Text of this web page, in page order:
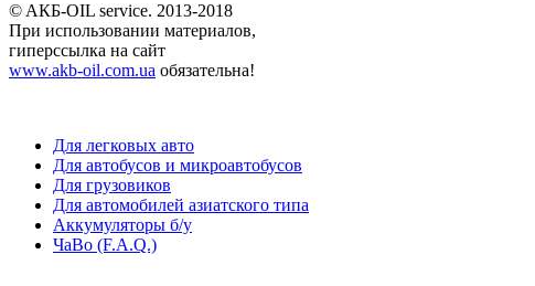
© AКБ-OIL service. 2013-2018
При использовании материалов,
гиперссылка на сайт
www.akb-oil.com.ua обязательна!
Для легковых авто
Для автобусов и микроавтобусов
Для грузовиков
Для автомобилей азиатского типа
Аккумуляторы б/у
ЧаВо (F.A.Q.)